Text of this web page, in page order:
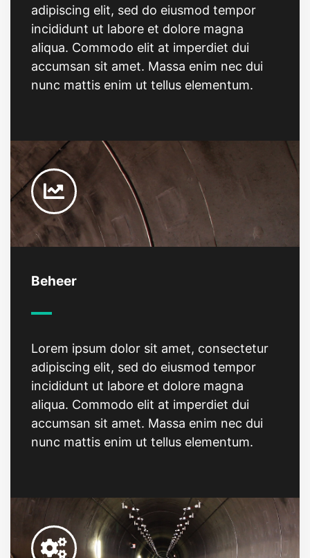
adipiscing elit, sed do eiusmod tempor
incididunt ut labore et dolore magna
aliqua. Commodo elit at imperdiet dui
accumsan sit amet. Massa enim nec dui
nunc mattis enim ut tellus elementum.
Beheer
Lorem ipsum dolor sit amet, consectetur
adipiscing elit, sed do eiusmod tempor
incididunt ut labore et dolore magna
aliqua. Commodo elit at imperdiet dui
accumsan sit amet. Massa enim nec dui
nunc mattis enim ut tellus elementum.